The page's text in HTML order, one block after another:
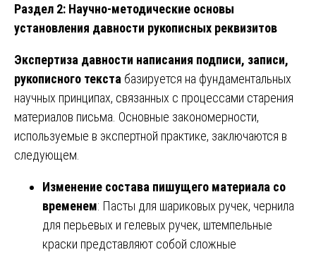
Раздел 2: Научно-методические основы
установления давности рукописных реквизитов
Экспертиза давности написания подписи, записи,
рукописного текста базируется на фундаментальных
научных принципах, связанных с процессами старения
материалов письма. Основные закономерности,
используемые в экспертной практике, заключаются в
следующем.
Изменение состава пишущего материала со
временем: Пасты для шариковых ручек, чернила
для перьевых и гелевых ручек, штемпельные
краски представляют собой сложные